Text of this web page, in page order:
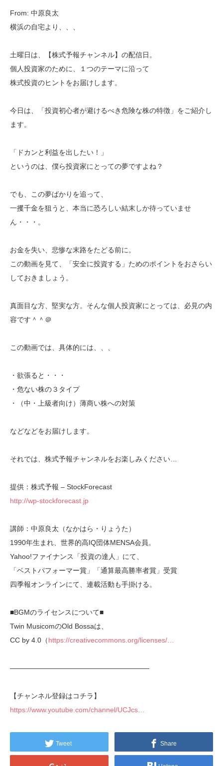
From: 中原良太
横浜の自宅より、、、
土曜日は、【株式予報チャンネル】の配信日。
個人投資家のために、１つのテーマに沿って
株式投資のヒントをお届けします。
今日は、「投資初心者が避けるべき危険な株の特徴」をご紹介し
ます。
「ドカンと利益を出したい！」
というのは、僕ら投資家にとっての夢ですよね？
でも、この夢ばかりを追って、
一攫千金を狙うと、本当に恐ろしい結末しか待っていませ
ん・・・。
お金を失い、悲惨な末路をたどる前に。
この動画を見て、「安全に投資する」ためのポイントをおさらい
しておきましょう。
真面目な方、堅実な方。そんな個人投資家にとっては、必見の内
容です＾＾＠
この動画では、具体的には、、、
・欲張ると・・・
・危ない株の３タイプ
・（中・上級者向け）薄商い株への対策
などなどをお届けします。
それでは、株式予報チャンネルをお楽しみください…
提供：株式予報 – StockForecast
http://wp-stockforecast.jp
講師：中原良太（なかはら・りょうた）
1990年生まれ、世界的高IQ団体MENSA会員。
Yahoo!ファイナンス「投資の達人」にて、
「ベストパフォーマー賞」「通算最高勝率者賞」受賞
四季報オンラインにて、連載活動も手掛ける。
■BGMのライセンスについて■
Twin MusicomのOld Bossaは、
CC by 4.0（https://creativecommons.org/licenses/…
————————————————————
【チャンネル登録はコチラ】
https://www.youtube.com/channel/UCJcs…
Tweet Share